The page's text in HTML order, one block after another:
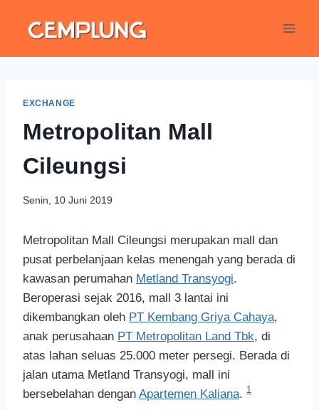
EXCHANGE
Metropolitan Mall
Cileungsi
Senin, 10 Juni 2019
Metropolitan Mall Cileungsi merupakan mall dan
pusat perbelanjaan kelas menengah yang berada di
kawasan perumahan Metland Transyogi.
Beroperasi sejak 2016, mall 3 lantai ini
dikembangkan oleh PT Kembang Griya Cahaya,
anak perusahaan PT Metropolitan Land Tbk, di
atas lahan seluas 25.000 meter persegi. Berada di
jalan utama Metland Transyogi, mall ini
bersebelahan dengan Apartemen Kaliana. 1